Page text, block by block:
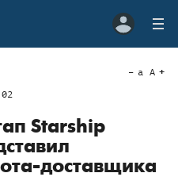
a A
Starship
доставщика